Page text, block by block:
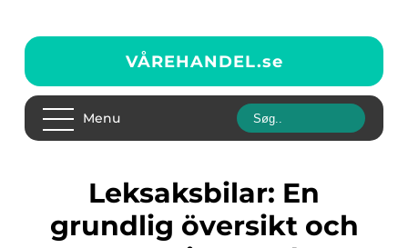
VÅREHANDEL.se
Menu
Leksaksbilar: En
grundlig översikt och